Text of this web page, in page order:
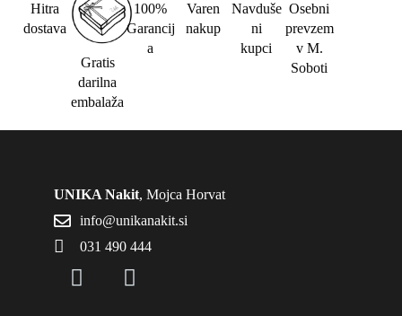
Hitra
dostava
Gratis
darilna
embalaža
100%
Garancij
a
Varen
nakup
Navduše
ni
kupci
Osebni
prevzem
v M.
Soboti
UNIKA Nakit, Mojca Horvat
info@unikanakit.si
031 490 444